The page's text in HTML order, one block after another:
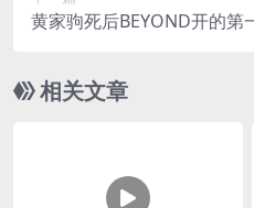
黄家驹死后BEYOND开的第
相关文章